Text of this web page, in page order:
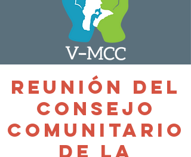
Reunión del
Consejo
Comunitario
de la